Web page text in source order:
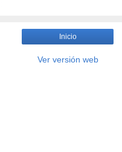
Inicio
Ver versión web